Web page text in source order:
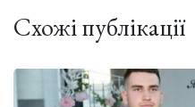
Схожі публікації